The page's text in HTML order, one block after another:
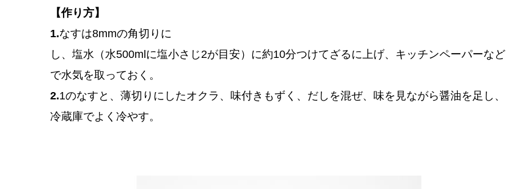
【作り方】
1.なすは8mmの角切りに
し、塩水（水500mlに塩小さじ2が目安）に約10分つけてざるに上げ、キッチンペーパーなど
で水気を取っておく。
2.1のなすと、薄切りにしたオクラ、味付きもずく、だしを混ぜ、味を見ながら醤油を足し、
冷蔵庫でよく冷やす。